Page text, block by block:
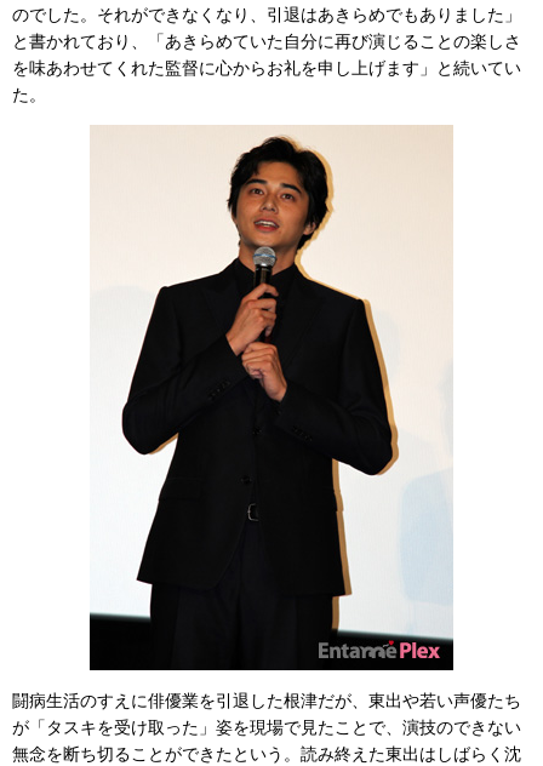
のでした。それができなくなり、引退はあきらめでもありました」
と書かれており、「あきらめていた自分に再び演じることの楽しさ
を味あわせてくれた監督に心からお礼を申し上げます」と続いてい
た。
闘病生活のすえに俳優業を引退した根津だが、東出や若い声優たち
が「タスキを受け取った」姿を現場で見たことで、演技のできない
無念を断ち切ることができたという。読み終えた東出はしばらく沈